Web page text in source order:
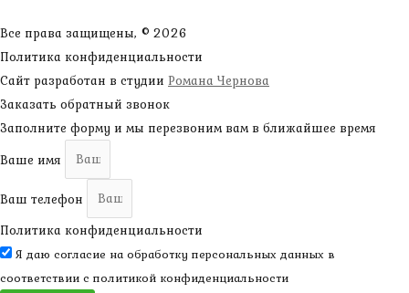
Все права защищены, © 2026
Политика конфиденциальности
Сайт разработан в студии Романа Чернова
Заказать обратный звонок
Заполните форму и мы перезвоним вам в ближайшее время
Ваше имя
Ваш телефон
Политика конфиденциальности
Я даю согласие на обработку персональных данных в
соответствии с политикой конфиденциальности